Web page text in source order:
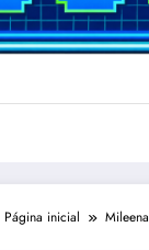
Página inicial Mileena